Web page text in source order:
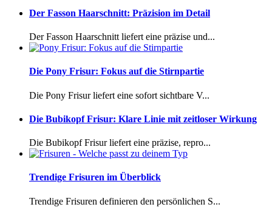
Der Fasson Haarschnitt: Präzision im Detail
Der Fasson Haarschnitt liefert eine präzise und...
Die Pony Frisur: Fokus auf die Stirnpartie
Die Pony Frisur liefert eine sofort sichtbare V...
Die Bubikopf Frisur: Klare Linie mit zeitloser Wirkung
Die Bubikopf Frisur liefert eine präzise, repro...
Trendige Frisuren im Überblick
Trendige Frisuren definieren den persönlichen S...